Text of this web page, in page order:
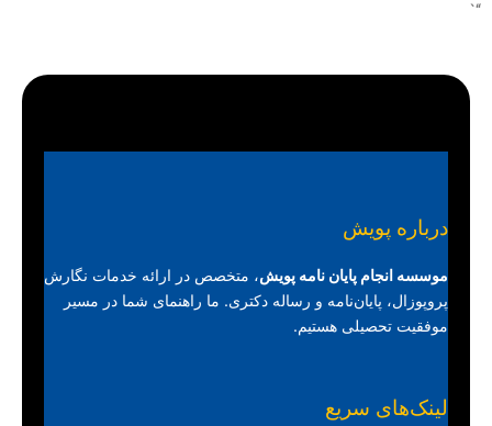
“`
درباره پویش
موسسه انجام پایان نامه پویش، متخصص در ارائه خدمات نگارش
پروپوزال، پایان‌نامه و رساله دکتری. ما راهنمای شما در مسیر
موفقیت تحصیلی هستیم.
لینک‌های سریع